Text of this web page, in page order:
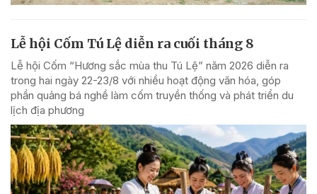
Lễ hội Cốm Tú Lệ diễn ra cuối tháng 8
Lễ hội Cốm “Hương sắc mùa thu Tú Lệ” năm 2026 diễn ra
trong hai ngày 22-23/8 với nhiều hoạt động văn hóa, góp
phần quảng bá nghề làm cốm truyền thống và phát triển du
lịch địa phương